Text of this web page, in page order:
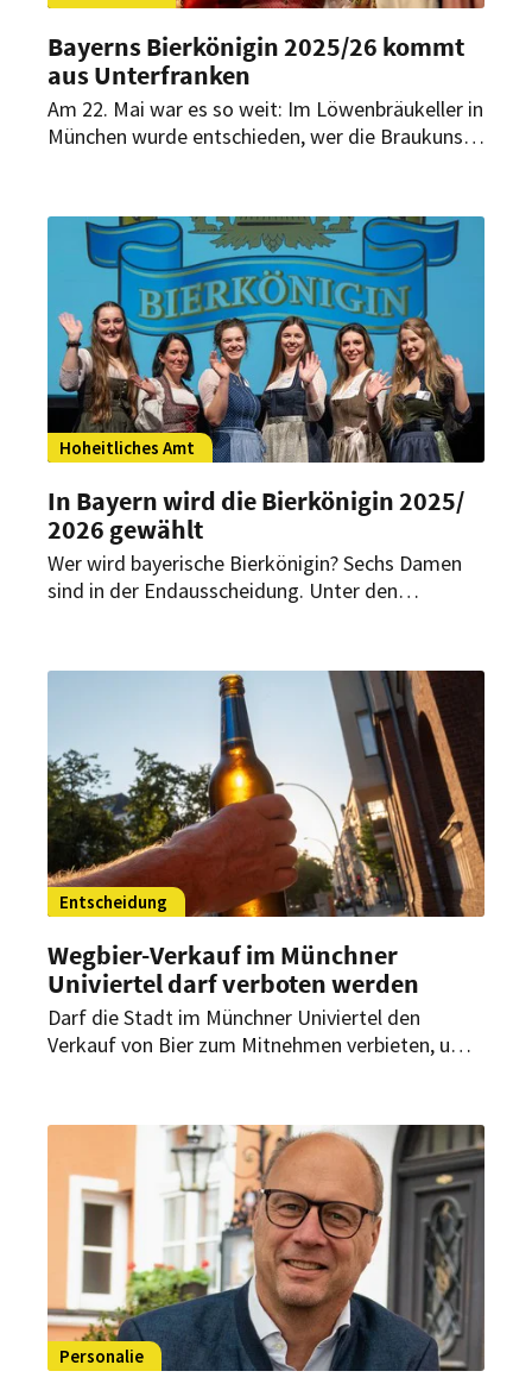
Bayerns Bierkönigin 2025/26 kommt
aus Unterfranken
Am 22. Mai war es so weit: Im Löwenbräukeller in
München wurde entschieden, wer die Braukunst
Kandidatinnen standen zur Wahl. Wer ist die neue
bayerische Bierkönigin?
Hoheitliches Amt
In Bayern wird die Bierkönigin 2025/
2026 gewählt
Wer wird bayerische Bierkönigin? Sechs Damen
sind in der Endausscheidung. Unter den
Entscheidung
Wegbier-Verkauf im Münchner
Univiertel darf verboten werden
Darf die Stadt im Münchner Univiertel den
Verkauf von Bier zum Mitnehmen verbieten, um
verkündet – mit direkter Bedeutung für Betriebe
mit spätem Außer-Haus-Verkauf.
Personalie